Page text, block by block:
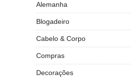
Alemanha
Blogadeiro
Cabelo & Corpo
Compras
Decorações